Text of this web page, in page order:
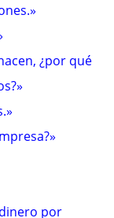
¿por qué
por